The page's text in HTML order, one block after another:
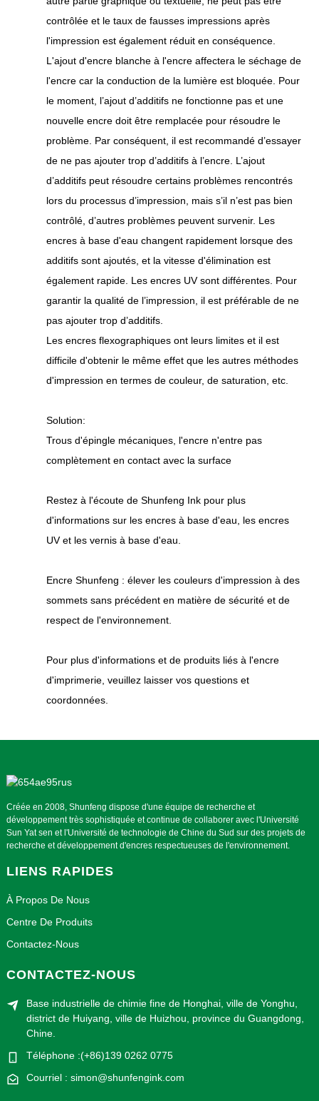
contrôlée et le taux de fausses impressions après
l'impression est également réduit en conséquence.
L'ajout d'encre blanche à l'encre affectera le séchage de
l'encre car la conduction de la lumière est bloquée. Pour
le moment, l’ajout d’additifs ne fonctionne pas et une
nouvelle encre doit être remplacée pour résoudre le
problème. Par conséquent, il est recommandé d’essayer
de ne pas ajouter trop d’additifs à l’encre. L’ajout
d’additifs peut résoudre certains problèmes rencontrés
lors du processus d’impression, mais s’il n’est pas bien
contrôlé, d’autres problèmes peuvent survenir. Les
encres à base d'eau changent rapidement lorsque des
additifs sont ajoutés, et la vitesse d'élimination est
également rapide. Les encres UV sont différentes. Pour
garantir la qualité de l’impression, il est préférable de ne
pas ajouter trop d’additifs.
Les encres flexographiques ont leurs limites et il est
difficile d'obtenir le même effet que les autres méthodes
d'impression en termes de couleur, de saturation, etc.
Solution:
Trous d'épingle mécaniques, l'encre n'entre pas
complètement en contact avec la surface
Restez à l'écoute de Shunfeng Ink pour plus
d'informations sur les encres à base d'eau, les encres
UV et les vernis à base d'eau.
Encre Shunfeng : élever les couleurs d'impression à des
sommets sans précédent en matière de sécurité et de
respect de l'environnement.
Pour plus d'informations et de produits liés à l'encre
d'imprimerie, veuillez laisser vos questions et
coordonnées.
Créée en 2008, Shunfeng dispose d'une équipe de recherche et
développement très sophistiquée et continue de collaborer avec l'Université
Sun Yat sen et l'Université de technologie de Chine du Sud sur des projets de
recherche et développement d'encres respectueuses de l'environnement.
LIENS RAPIDES
À Propos De Nous
Centre De Produits
Contactez-Nous
CONTACTEZ-NOUS
Base industrielle de chimie fine de Honghai, ville de Yonghu,
district de Huiyang, ville de Huizhou, province du Guangdong,
Chine.
Téléphone :(+86)139 0262 0775
Courriel : simon@shunfengink.com